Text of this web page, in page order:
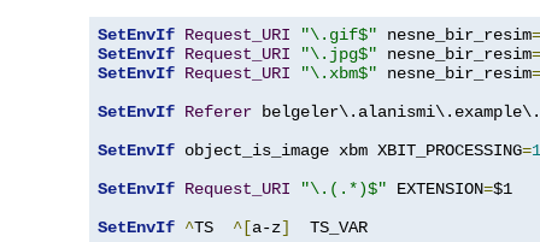
SetEnvIf Request_URI "\.gif$" nesne_bir_resim=
SetEnvIf Request_URI "\.jpg$" nesne_bir_resim=
SetEnvIf Request_URI "\.xbm$" nesne_bir_resim=
SetEnvIf Referer
SetEnvIf object_is_image xbm XBIT_PROCESSING=1
SetEnvIf Request_URI "\.(.*)$" EXTENSION=$1
SetEnvIf ^TS ^[a-z]
  TS_VAR